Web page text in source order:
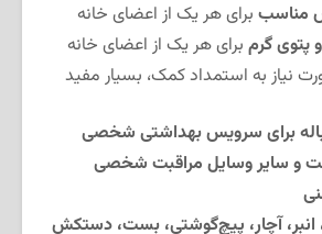
مناسب برای هر یک از اعضای خانه
پتوی گرم برای هر یک از اعضای خانه
نیاز به استمداد کمک، بسیار مفید
برای سرویس بهداشتی شخصی
و سایر وسایل مراقبت شخصی
انبر، آچار، پیچ‌گوشتی، بست، دستکش